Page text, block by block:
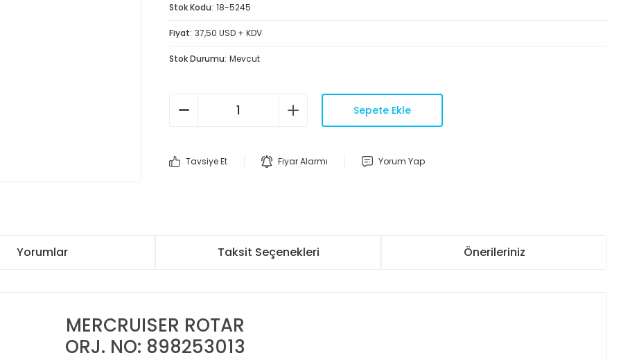
Stok Kodu 18-5245
Fiyat 37,50 USD + KDV
Stok Durumu Mevcut
Sepete Ekle
Tavsiye Et Fiyar Alarmı Yorum Yap
Yorumlar Taksit Seçenekleri Önerileriniz
MERCRUISER ROTAR
ORJ. NO: 898253013